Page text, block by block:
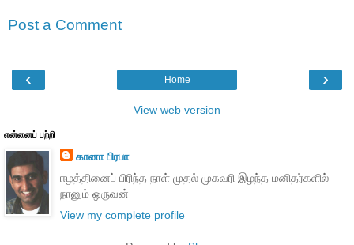
Post a Comment
‹ ›
Home
View web version
என்னைப் பற்றி
கானா பிரபா
ஈழத்தினைப் பிரிந்த நாள் முதல் முகவரி இழந்த மனிதர்களில்
நானும் ஒருவன்
View my complete profile